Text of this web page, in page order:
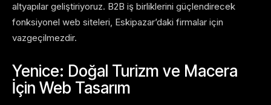
altyapılar geliştiriyoruz. B2B iş birliklerini güçlendirecek
fonksiyonel web siteleri, Eskipazar’daki firmalar için
vazgeçilmezdir.
Yenice: Doğal Turizm ve Macera
İçin Web Tasarım